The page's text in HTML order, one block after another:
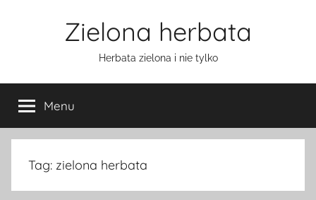
Zielona herbata
Herbata zielona i nie tylko
Menu
Tag: zielona herbata